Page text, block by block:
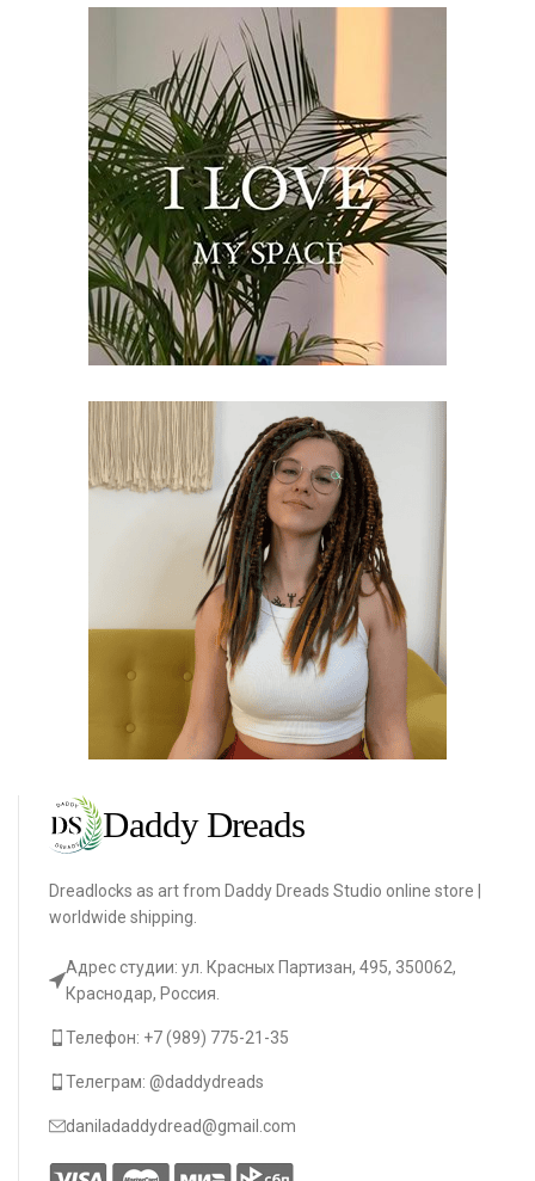
Dreadlocks as art from Daddy Dreads Studio online store |
worldwide shipping.
Адрес студии: ул. Красных Партизан, 495, 350062,
Краснодар, Россия.
Телефон: +7 (989) 775-21-35
Телеграм: @daddydreads
daniladaddydread@gmail.com